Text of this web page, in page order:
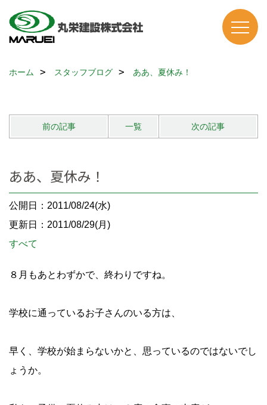
ホーム スタッフブログ ああ、夏休み！
前の記事 一覧 次の記事
ああ、夏休み！
公開日：2011/08/24(水)
更新日：2011/08/29(月)
すべて
８月もあとわずかで、終わりですね。
学校に通っているお子さんのいる方は、
早く、学校が始まらないかと、思っているのではないでし
ょうか。